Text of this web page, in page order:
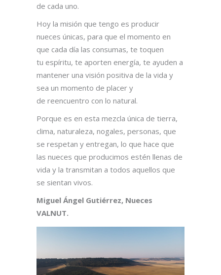
de cada uno.
Hoy la misión que tengo es producir
nueces únicas, para que el momento en
que cada día las consumas, te toquen
tu espíritu, te aporten energía, te ayuden a
mantener una visión positiva de la vida y
sea un momento de placer y
de reencuentro con lo natural.
Porque es en esta mezcla única de tierra,
clima, naturaleza, nogales, personas, que
se respetan y entregan, lo que hace que
las nueces que producimos estén llenas de
vida y la transmitan a todos aquellos que
se sientan vivos.
Miguel Ángel Gutiérrez, Nueces
VALNUT.